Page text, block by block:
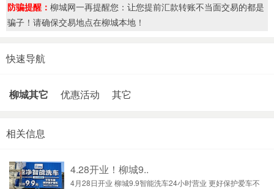
防骗提醒： 柳城网一再提醒您：让您提前汇款转账不当面交易的都是
骗子！请确保交易地点在柳城本地！
快速导航
柳城其它 优惠活动 其它
相关信息
4.28开业！柳城9..
4月28日开业 柳城9.9智能洗车24小时营业 更好保护爱车不